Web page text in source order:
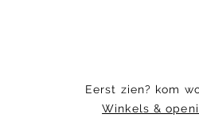
Eerst zien? kom
Winkels &